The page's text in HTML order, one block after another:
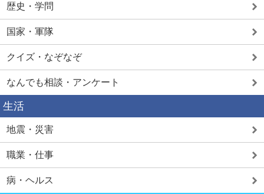
歴史・学問
国家・軍隊
クイズ・なぞなぞ
なんでも相談・アンケート
生活
地震・災害
職業・仕事
病・ヘルス